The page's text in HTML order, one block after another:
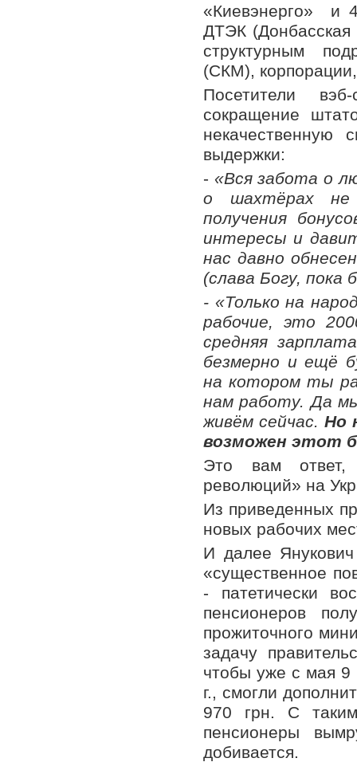
«Киевэнерго» и
ДТЭК (Донбасская
структурным
(СКМ),
Посетители
сокращение
некачественную
выдержки:
- «Вся забота о
о шахтёрах не
получения
интересы и
нас давно
(слава Богу, пока
- «Только на
рабочие, это
средняя
безмерно и ещё
на котором ты
нам работу. Да
живём сейчас. Но
возможен этот
Это вам ответ,
революций» на
Из приведенных
новых рабочих
И далее
«существенное
- патетически
пенсионеров
прожиточного
задачу
чтобы уже с мая
г., смогли
970 грн. С
пенсионеры
добивается.